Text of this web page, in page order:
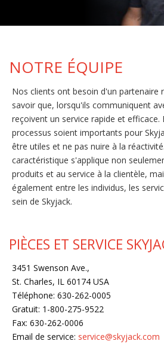
NOTRE ÉQUIPE
Nos clients ont besoin d'un partenaire
savoir que, lorsqu'ils communiquent
reçoivent un service rapide et efficace.
processus soient importants pour
être utiles et ne pas nuire à la
caractéristique s'applique non
produits et au service à la clientèle,
également entre les individus, les
sein de Skyjack.
PIÈCES ET SERVICE
3451 Swenson Ave.,
St. Charles, IL 60174 USA
Téléphone: 630-262-0005
Gratuit: 1-800-275-9522
Fax: 630-262-0006
Email de service: service@skyjack.com